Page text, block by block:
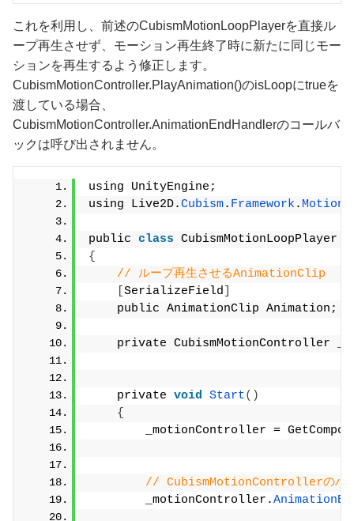
これを利用し、前述のCubismMotionLoopPlayerを直接ル
ープ再生させず、モーション再生終了時に新たに同じモー
ションを再生するよう修正します。
CubismMotionController.PlayAnimation()のisLoopにtrueを
渡している場合、
CubismMotionController.AnimationEndHandlerのコールバ
ックは呼び出されません。
using UnityEngine;
using Live2D.Cubism. Framework . Motion
public class CubismMotionLoopPlayer
{
// ループ再生させるAnimationClip
SerializeField
    public AnimationClip Animation;
private CubismMotionController
    private
void Start()
{
_motionController =
// CubismMotionControllerのハン
        _motionController.